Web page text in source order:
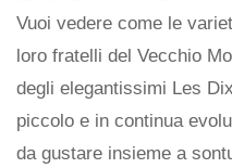
Vuoi vedere come le
loro fratelli del Vecchio
degli elegantissimi Les
piccolo e in continua
da gustare insieme a